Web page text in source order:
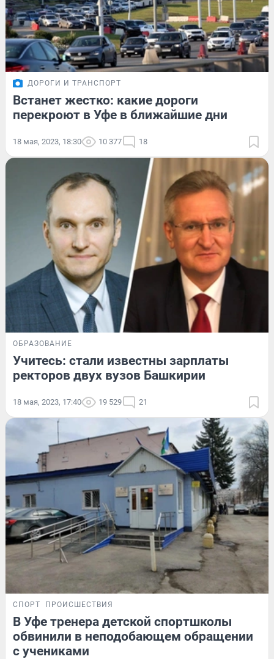
ДОРОГИ И ТРАНСПОРТ
Встанет жестко: какие дороги
перекроют в Уфе в ближайшие дни
18 мая, 2023, 18:30 10 377 18
ОБРАЗОВАНИЕ
Учитесь: стали известны зарплаты
ректоров двух вузов Башкирии
18 мая, 2023, 17:40 19 529 21
СПОРТ ПРОИСШЕСТВИЯ
В Уфе тренера детской спортшколы
обвинили в неподобающем обращении
с учениками